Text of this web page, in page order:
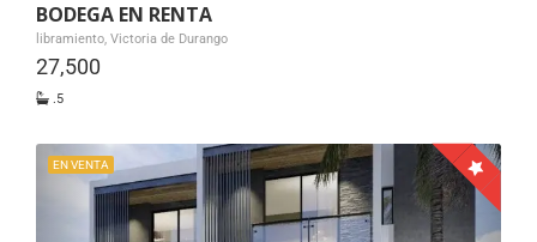
BODEGA EN RENTA
libramiento, Victoria de Durango
27,500
.5
EN VENTA